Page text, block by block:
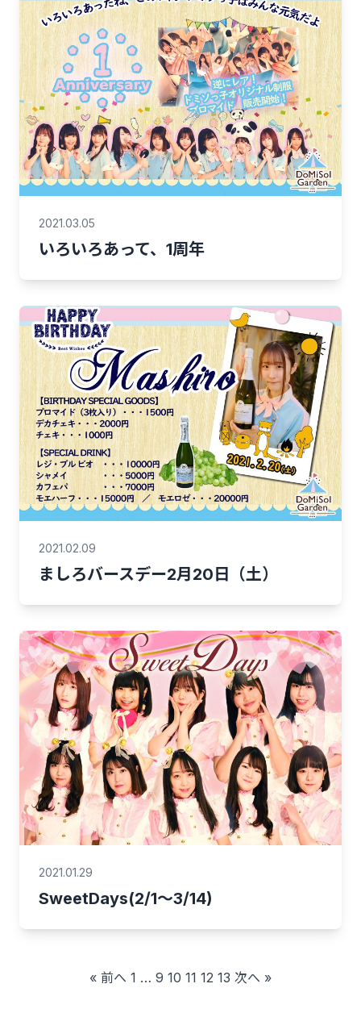
2021.03.05
いろいろあって、1周年
2021.02.09
ましろバースデー2月20日（土）
2021.01.29
SweetDays(2/1～3/14)
« 前へ 1 … 9 10 11 12 13 次へ »